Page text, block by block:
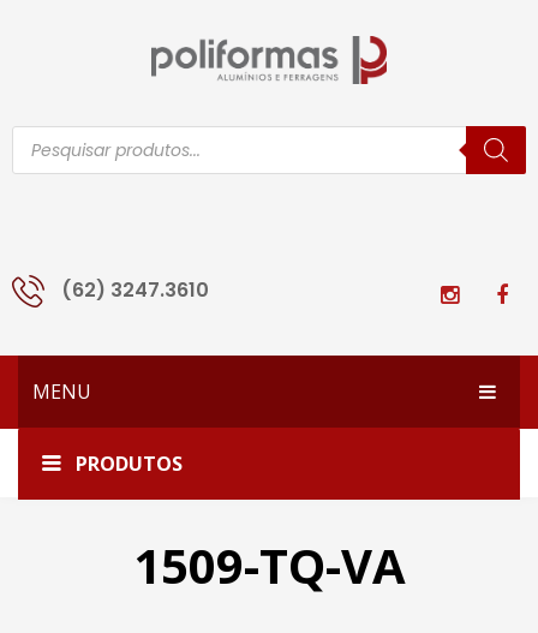
Pesquisar
produtos
(62) 3247.3610
MENU
HOME
EMPRESA
PRODUTOS
PRODUTOS
Início Todos os produtos
1509-TQ-VA